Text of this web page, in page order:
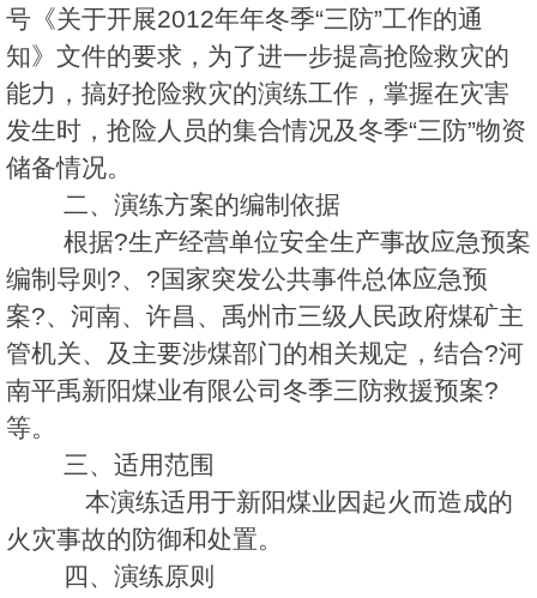
号《关于开展2012年年冬季“三防”工作的通
知》文件的要求，为了进一步提高抢险救灾的
能力，搞好抢险救灾的演练工作，掌握在灾害
发生时，抢险人员的集合情况及冬季“三防”物资
储备情况。
二、演练方案的编制依据
根据?生产经营单位安全生产事故应急预案
编制导则?、?国家突发公共事件总体应急预
案?、河南、许昌、禹州市三级人民政府煤矿主
管机关、及主要涉煤部门的相关规定，结合?河
南平禹新阳煤业有限公司冬季三防救援预案?
等。
三、适用范围
本演练适用于新阳煤业因起火而造成的
火灾事故的防御和处置。
四、演练原则